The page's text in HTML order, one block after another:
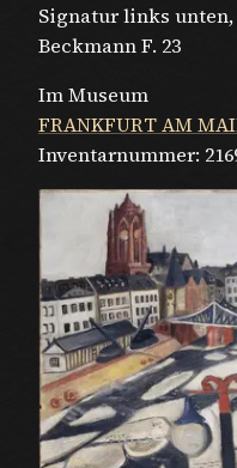
Signatur links
Beckmann F. 23
Im Museum
FRANKFURT AM
Inventarnummer: